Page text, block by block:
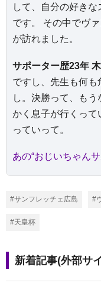
して、自分の好き
です。 その中でヴ
が訪れました。
サポーター歴23年
ですし、先生も何
し。決勝って、も
かく息子が行くって
っていって。
#サンフレッチェ広島 #
#天皇杯
新着記事(外部サ